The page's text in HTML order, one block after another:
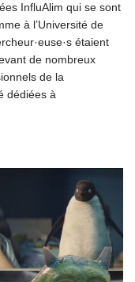
InfluAlim qui se sont
à l’Université de
étaient
de nombreux
de la
dédiées à